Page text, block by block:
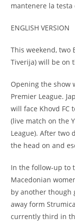
mantenere la testa
ENGLISH VERSION
This weekend, two
Tiverija) will be on
Opening the show
Premier League.
will face Khovd FC
(live match on the
League). After two
the head on and
In the follow-up to
Macedonian
by another though
away form
currently third in